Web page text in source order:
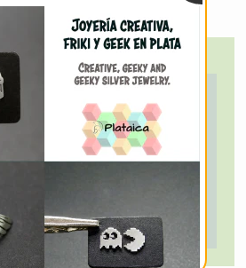
solicitar
creen